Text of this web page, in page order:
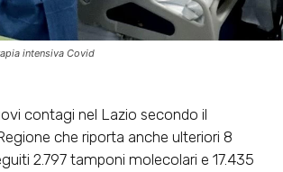
intensiva Covid
contagi nel Lazio secondo il
che riporta anche ulteriori 8
2.797 tamponi molecolari e 17.435